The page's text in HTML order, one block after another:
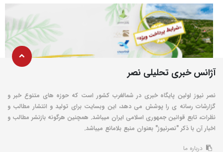
آژانس خبری تحلیلی نصر
نصر نیوز اولین پایگاه خبری در شمالغرب کشور است که حوزه های متنوع خبر و
گزارشات رسانه ی را پوشش می دهد، این وبسایت برای تولید و انتشار مطالب و
نظرات، تابع قوانین جمهوری اسلامی ایران میباشد. همچنین هرگونه بازنشر مطالب و
اخبار آن با ذکر "نصرنیوز" بعنوان منبع بلامانع میباشد.
درباره ما